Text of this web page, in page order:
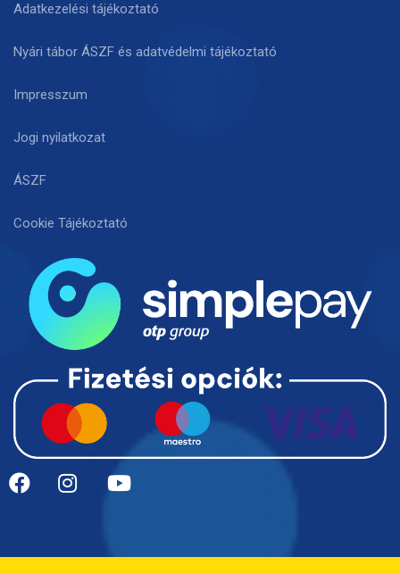
Adatkezelési tájékoztató
Nyári tábor ÁSZF és adatvédelmi tájékoztató
Impresszum
Jogi nyilatkozat
ÁSZF
Cookie Tájékoztató